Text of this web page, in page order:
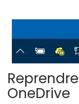
OneDrive